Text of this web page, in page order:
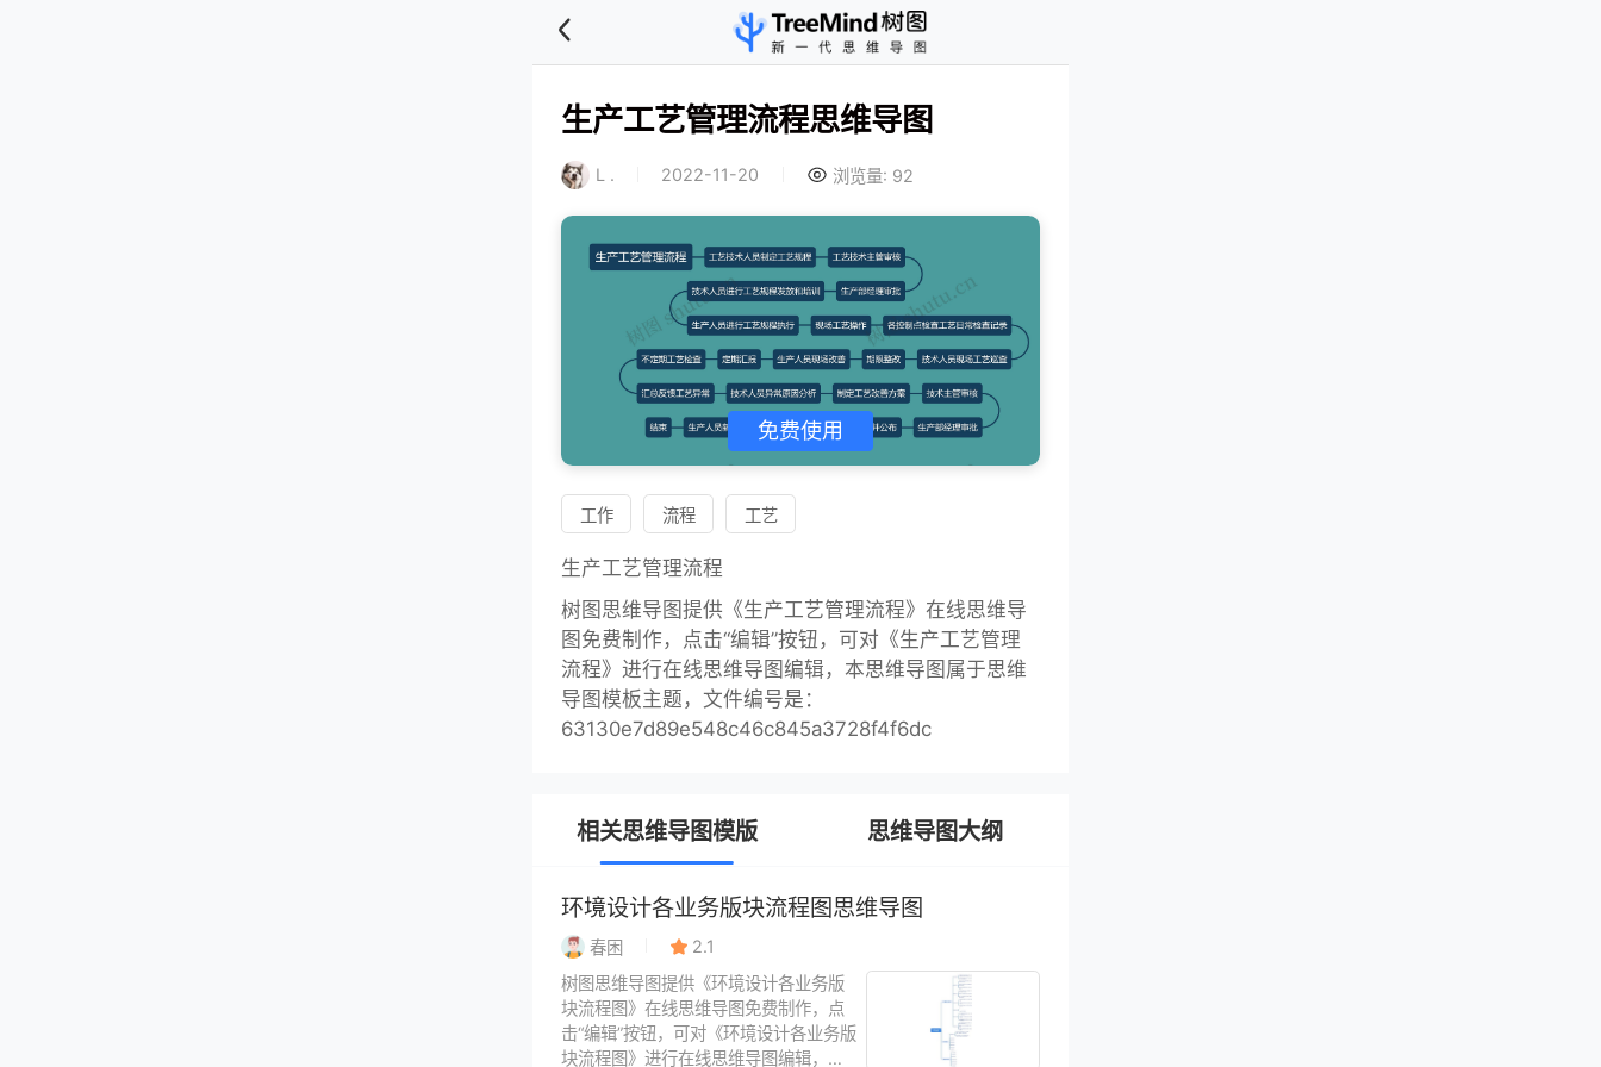
生产工艺管理流程思维导图
L . 2022-11-20 浏览量: 92
免费使用
工作 流程 工艺
生产工艺管理流程
树图思维导图提供《生产工艺管理流程》在线思维导
图免费制作，点击“编辑”按钮，可对《生产工艺管理
流程》进行在线思维导图编辑，本思维导图属于思维
导图模板主题，文件编号是：
63130e7d89e548c46c845a3728f4f6dc
思维导图大纲
相关思维导图模版
环境设计各业务版块流程图思维导图
春困
2.1
树图思维导图提供《环境设计各业务版
块流程图》在线思维导图免费制作，点
击“编辑”按钮，可对《环境设计各业务版
块流程图》进行在线思维导图编辑，本